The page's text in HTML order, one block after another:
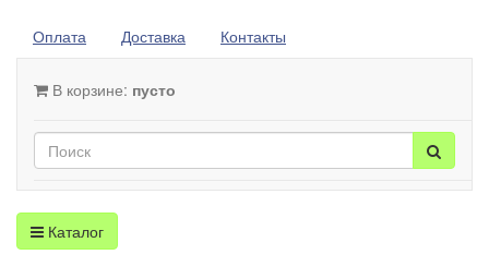
Оплата Доставка Контакты
В корзине: пусто
Каталог